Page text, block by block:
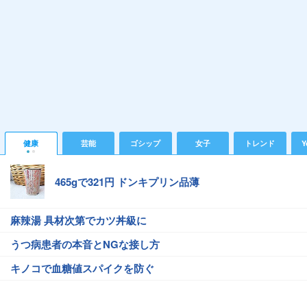
健康 芸能 ゴシップ 女子 トレンド
465gで321円 ドンキプリン品薄
麻辣湯 具材次第でカツ丼級に
うつ病患者の本音とNGな接し方
キノコで血糖値スパイクを防ぐ